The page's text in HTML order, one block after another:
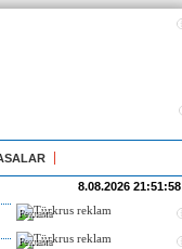
8.08.2026 21:51:58
Реклама
Реклама